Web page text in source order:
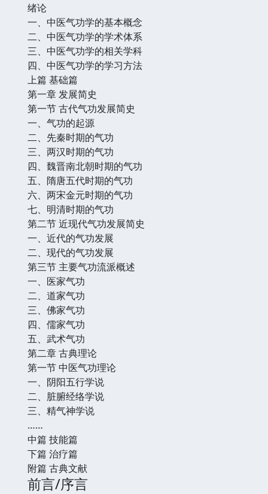
绪论
一、中医气功学的基本概念
二、中医气功学的学术体系
三、中医气功学的相关学科
四、中医气功学的学习方法
上篇 基础篇
第一章 发展简史
第一节 古代气功发展简史
一、气功的起源
二、先秦时期的气功
三、两汉时期的气功
四、魏晋南北朝时期的气功
五、隋唐五代时期的气功
六、两宋金元时期的气功
七、明清时期的气功
第二节 近现代气功发展简史
一、近代的气功发展
二、现代的气功发展
第三节 主要气功流派概述
一、医家气功
二、道家气功
三、佛家气功
四、儒家气功
五、武术气功
第二章 古典理论
第一节 中医气功理论
一、阴阳五行学说
二、脏腑经络学说
三、精气神学说
……
中篇 技能篇
下篇 治疗篇
附篇 古典文献
前言/序言